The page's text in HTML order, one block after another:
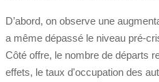
D’abord, on observe une
a même dépassé le niveau pré-
Côté offre, le nombre de départs
effets, le taux d'occupation des